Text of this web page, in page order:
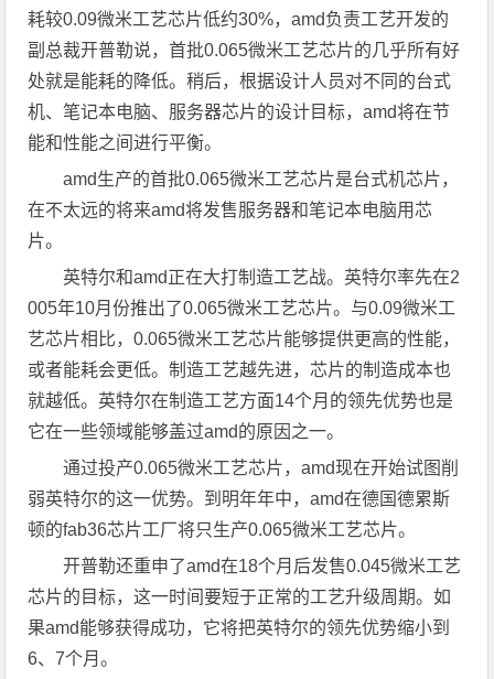
耗较0.09微米工艺芯片低约30%，amd负责工艺开发的
副总裁开普勒说，首批0.065微米工艺芯片的几乎所有好
处就是能耗的降低。稍后，根据设计人员对不同的台式
机、笔记本电脑、服务器芯片的设计目标，amd将在节
能和性能之间进行平衡。
amd生产的首批0.065微米工艺芯片是台式机芯片，
在不太远的将来amd将发售服务器和笔记本电脑用芯
片。
英特尔和amd正在大打制造工艺战。英特尔率先在2
005年10月份推出了0.065微米工艺芯片。与0.09微米工
艺芯片相比，0.065微米工艺芯片能够提供更高的性能，
或者能耗会更低。制造工艺越先进，芯片的制造成本也
就越低。英特尔在制造工艺方面14个月的领先优势也是
它在一些领域能够盖过amd的原因之一。
通过投产0.065微米工艺芯片，amd现在开始试图削
弱英特尔的这一优势。到明年年中，amd在德国德累斯
顿的fab36芯片工厂将只生产0.065微米工艺芯片。
开普勒还重申了amd在18个月后发售0.045微米工艺
芯片的目标，这一时间要短于正常的工艺升级周期。如
果amd能够获得成功，它将把英特尔的领先优势缩小到
6、7个月。